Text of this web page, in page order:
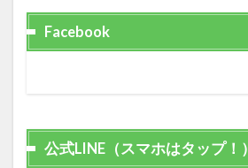
Facebook
公式LINE（スマホはタップ！）